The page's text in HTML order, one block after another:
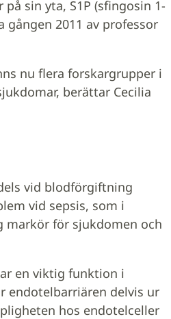
sin yta, S1P (sfingosin 1-
gången 2011 av professor
nu flera forskargrupper i
berättar Cecilia
vid blodförgiftning
vid sepsis, som i
markör för sjukdomen och
en viktig funktion i
endotelbarriären delvis ur
hos endotelceller